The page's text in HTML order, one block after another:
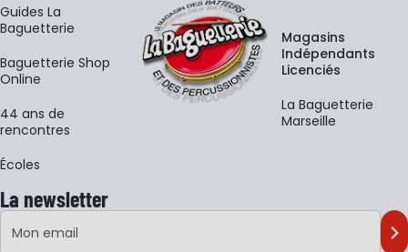
Guides La
Baguetterie
Baguetterie Shop
Online
44 ans de
rencontres
Écoles
Magasins
Indépendants
Licenciés
La Baguetterie
Marseille
La newsletter
Adresse e-mail